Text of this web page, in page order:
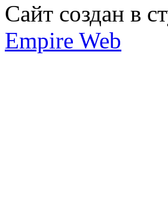
Сайт создан в
Empire Web